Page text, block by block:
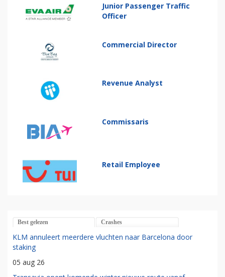
Junior Passenger Traffic
Officer
Commercial Director
Revenue Analyst
Commissaris
Retail Employee
Best gelezen Crashes
KLM annuleert meerdere vluchten naar Barcelona door
staking
05 aug 26